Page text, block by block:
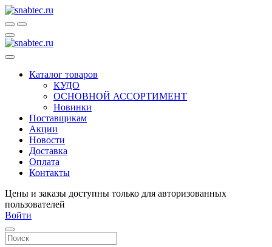
Каталог товаров
КУДО
ОСНОВНОЙ АССОРТИМЕНТ
Новинки
Поставщикам
Акции
Новости
Доставка
Оплата
Контакты
Цены и заказы доступны только для авторизованных
пользователей
Войти